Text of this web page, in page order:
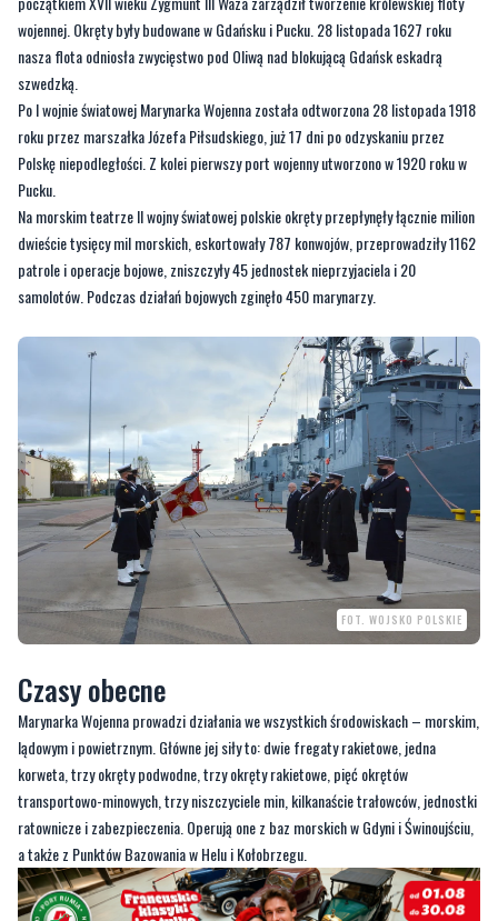
Po I wojnie światowej Marynarka Wojenna została odtworzona 28 listopada 1918
roku przez marszałka Józefa Piłsudskiego, już 17 dni po odzyskaniu przez
Polskę niepodległości. Z kolei pierwszy port wojenny utworzono w 1920 roku w
Pucku.
Na morskim teatrze II wojny światowej polskie okręty przepłynęły łącznie milion
dwieście tysięcy mil morskich, eskortowały 787 konwojów, przeprowadziły 1162
patrole i operacje bojowe, zniszczyły 45 jednostek nieprzyjaciela i 20
samolotów. Podczas działań bojowych zginęło 450 marynarzy.
FOT. WOJSKO POLSKIE
Czasy obecne
Marynarka Wojenna prowadzi działania we wszystkich środowiskach – morskim,
korweta, trzy okręty podwodne, trzy okręty rakietowe, pięć okrętów
transportowo-minowych, trzy niszczyciele min, kilkanaście trałowców, jednostki
ratownicze i zabezpieczenia. Operują one z baz morskich w Gdyni i Świnoujściu,
a także z Punktów Bazowania w Helu i Kołobrzegu.